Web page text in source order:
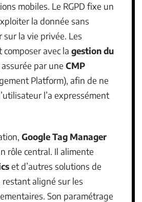
mobiles. Le RGPD fixe un
la donnée sans
sur la vie privée. Les
avec la gestion du
assurée par une CMP
Platform), afin de ne
l’a expressément
Google Tag Manager
rôle central. Il alimente
et d’autres solutions de
aligné sur les
Son paramétrage